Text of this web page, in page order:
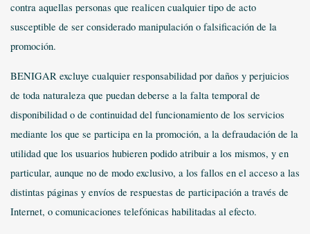
contra aquellas personas que realicen cualquier tipo de acto
susceptible de ser considerado manipulación o falsificación de la
promoción.
BENIGAR excluye cualquier responsabilidad por daños y perjuicios
de toda naturaleza que puedan deberse a la falta temporal de
disponibilidad o de continuidad del funcionamiento de los servicios
mediante los que se participa en la promoción, a la defraudación de la
utilidad que los usuarios hubieren podido atribuir a los mismos, y en
particular, aunque no de modo exclusivo, a los fallos en el acceso a las
distintas páginas y envíos de respuestas de participación a través de
Internet, o comunicaciones telefónicas habilitadas al efecto.